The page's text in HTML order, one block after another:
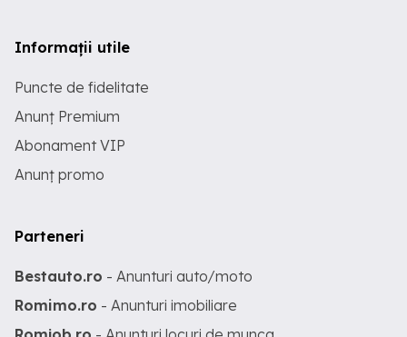
Informații utile
Puncte de fidelitate
Anunț Premium
Abonament VIP
Anunț promo
Parteneri
Bestauto.ro - Anunturi auto/moto
Romimo.ro - Anunturi imobiliare